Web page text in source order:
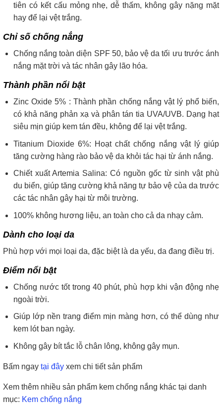
tiên có kết cấu mỏng nhẹ, dễ thấm, không gây nặng mặt
hay để lại vệt trắng.
Chỉ số chống nắng
Chống nắng toàn diện SPF 50, bảo vệ da tối ưu trước ánh
nắng mặt trời và tác nhân gây lão hóa.
Thành phần nổi bật
Zinc Oxide 5% : Thành phần chống nắng vật lý phổ biến,
có khả năng phản xạ và phân tán tia UVA/UVB. Dạng hạt
siêu mịn giúp kem tán đều, không để lại vệt trắng.
Titanium Dioxide 6%: Hoạt chất chống nắng vật lý giúp
tăng cường hàng rào bảo vệ da khỏi tác hại từ ánh nắng.
Chiết xuất Artemia Salina: Có nguồn gốc từ sinh vật phù
du biển, giúp tăng cường khả năng tự bảo vệ của da trước
các tác nhân gây hại từ môi trường.
100% không hương liệu, an toàn cho cả da nhạy cảm.
Dành cho loại da
Phù hợp với mọi loại da, đặc biệt là da yếu, da đang điều trị.
Điểm nổi bật
Chống nước tốt trong 40 phút, phù hợp khi vận động nhẹ
ngoài trời.
Giúp lớp nền trang điểm mịn màng hơn, có thể dùng như
kem lót ban ngày.
Không gây bít tắc lỗ chân lông, không gây mụn.
Bấm ngay tại đây xem chi tiết sản phẩm
Xem thêm nhiều sản phẩm kem chống nắng khác tại danh
mục: Kem chống nắng